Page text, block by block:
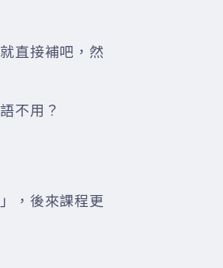
直接補吧，然
不用？
，後來課程更